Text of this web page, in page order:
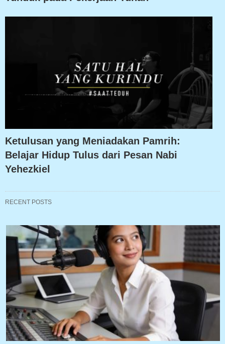
Ketulusan yang Meniadakan Pamrih:
Belajar Hidup Tulus dari Pesan Nabi
Yehezkiel
RECENT POSTS